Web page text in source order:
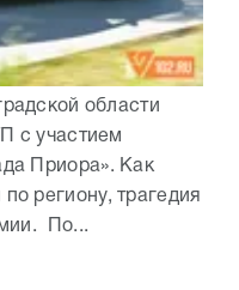
области
с участием
Приора». Как
региону, трагедия
По...